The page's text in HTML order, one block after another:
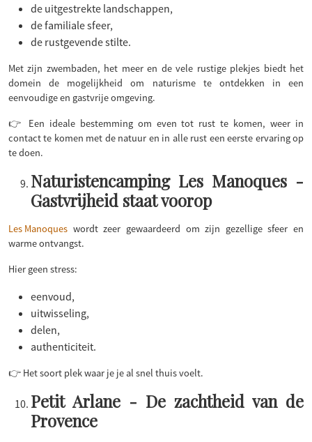
de uitgestrekte landschappen,
de familiale sfeer,
de rustgevende stilte.
Met zijn zwembaden, het meer en de vele rustige plekjes biedt het
domein de mogelijkheid om naturisme te ontdekken in een
eenvoudige en gastvrije omgeving.
👉 Een ideale bestemming om even tot rust te komen, weer in
contact te komen met de natuur en in alle rust een eerste ervaring op
te doen.
Naturistencamping Les Manoques -
Gastvrijheid staat voorop
Les Manoques wordt zeer gewaardeerd om zijn gezellige sfeer en
warme ontvangst.
Hier geen stress:
eenvoud,
uitwisseling,
delen,
authenticiteit.
👉 Het soort plek waar je je al snel thuis voelt.
Petit Arlane - De zachtheid van de
Provence